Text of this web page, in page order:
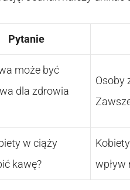
Pytanie
może być
dla zdrowia
Osoby
w ciąży
kawę?
wpływ